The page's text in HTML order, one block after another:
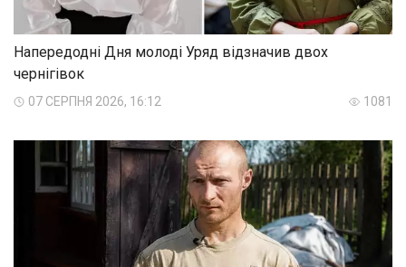
Напередодні Дня молоді Уряд відзначив двох
чернігівок
07 СЕРПНЯ 2026, 16:12 1081